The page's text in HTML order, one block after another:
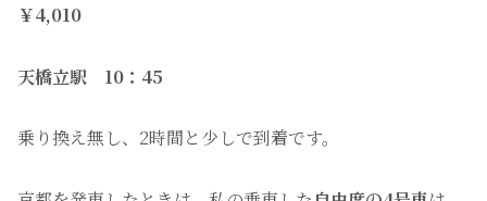
￥4,010
天橋立駅 10：45
乗り換え無し、2時間と少しで到着です。